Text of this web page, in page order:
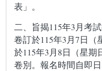
表」。
二、旨揭115年3月考
卷訂於115年3月7日
於115年3月8日（星
卷別。報名時間自即